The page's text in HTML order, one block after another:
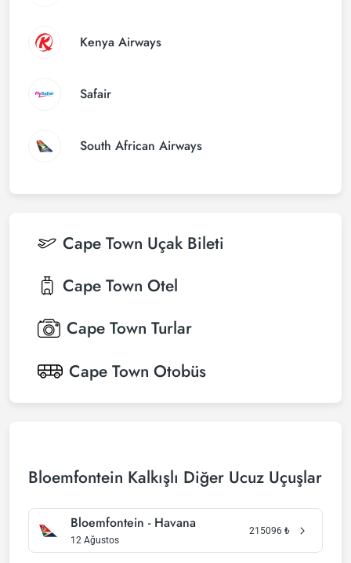
Kenya Airways
Safair
South African Airways
Cape Town Uçak Bileti
Cape Town Otel
Cape Town Turlar
Cape Town Otobüs
Bloemfontein Kalkışlı Diğer Ucuz Uçuşlar
Bloemfontein - Havana
12 Ağustos
215096 ₺